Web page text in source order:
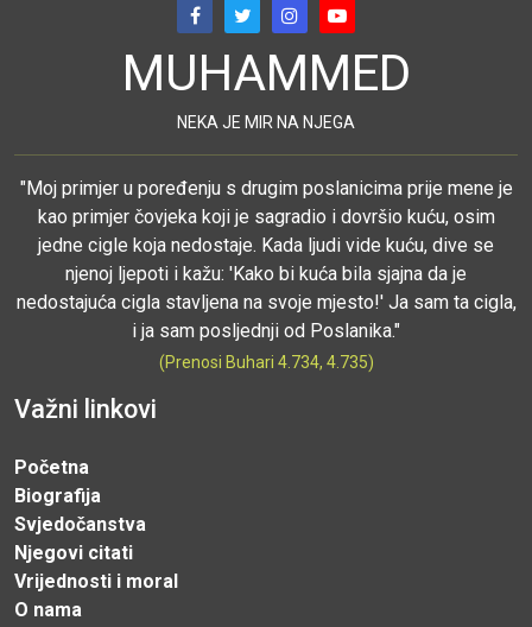
MUHAMMED
NEKA JE MIR NA NJEGA
"Moj primjer u poređenju s drugim poslanicima prije mene je
kao primjer čovjeka koji je sagradio i dovršio kuću, osim
jedne cigle koja nedostaje. Kada ljudi vide kuću, dive se
njenoj ljepoti i kažu: 'Kako bi kuća bila sjajna da je
nedostajuća cigla stavljena na svoje mjesto!' Ja sam ta cigla,
i ja sam posljednji od Poslanika."
(Prenosi Buhari 4.734, 4.735)
Važni linkovi
Početna
Biografija
Svjedočanstva
Njegovi citati
Vrijednosti i moral
O nama